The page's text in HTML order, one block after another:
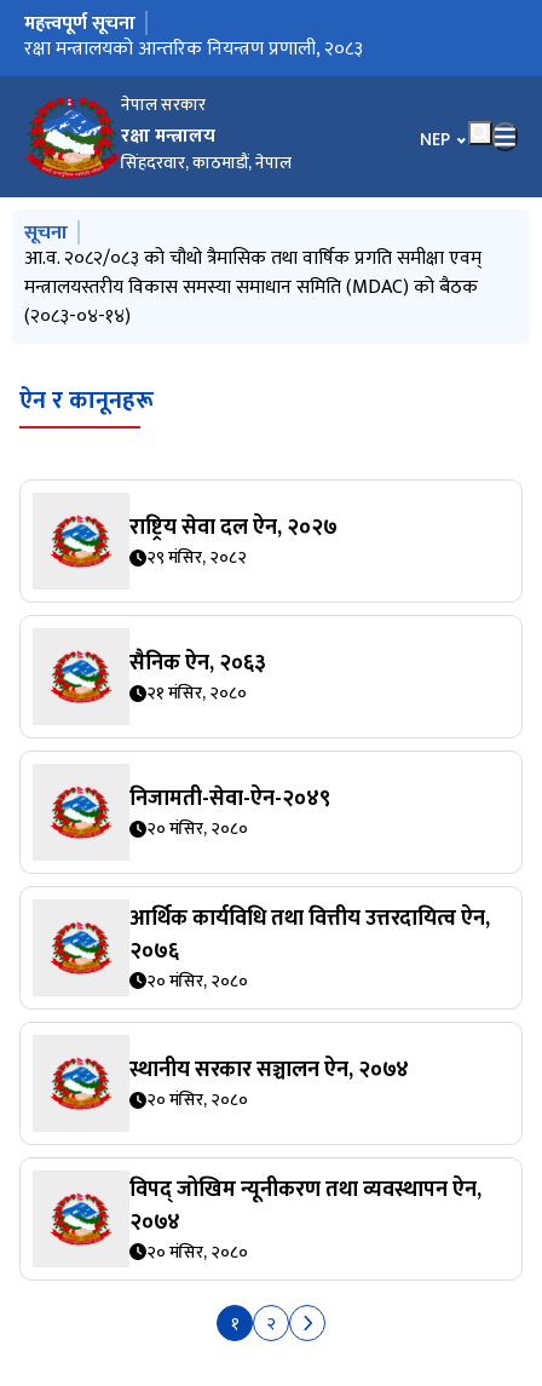
नेपाल सरकार
रक्षा मन्त्रालय
सिंहदरवार, काठमाडौं, नेपाल
भाषा चयन गर्नुहोस्
NEP
मुख्य नेभिगेसनमा जानुहोस्
महत्त्वपूर्ण सूचना
Invitation for Electronic Bids (MoD/2083-084-Bid-01)
रक्षा मन्त्रालयको आन्तरिक नियन्त्रण प्रणाली, २०८३
रक्षा मन्त्रालयको कार्यसम्पादन कार्यविधि, २०८२
मुख्य नेभिगेसनमा जानुहोस्
सूचना
Invitation for Electronic Bids (MoD/2083-084-Bid-01)
आ.व. २०८२/०८३ को चौथो त्रैमासिक तथा वार्षिक प्रगति समीक्षा एवम्
मन्त्रालयस्तरीय विकास समस्या समाधान समिति (MDAC) को बैठक
(२०८३-०४-१४)
सूचनाको हक सम्बन्धी ऐन, २०६४ को दफा ५(३) र सूचनाको हक सम्बन्धी
नियमावली, २०६५ को नियम ३ बमोजिम सार्वजनिक गरिएको विवरण
(२०८३ वैशाख देखि २०८३ असारसम्म)
मन्त्रालयबाट सम्पादित कार्यहरुको मासिक प्रगति विवरण (२०८३ असार)
मन्त्रालयबाट सम्पादित कार्यहरुको मासिक प्रगति विवरण (२०८३ जेठ)
ऐन र कानूनहरू
राष्ट्रिय सेवा दल ऐन, २०२७
२९ मंसिर, २०८२
सैनिक ऐन, २०६३
२१ मंसिर, २०८०
निजामती-सेवा-ऐन-२०४९
२० मंसिर, २०८०
आर्थिक कार्यविधि तथा वित्तीय उत्तरदायित्व ऐन,
२०७६
२० मंसिर, २०८०
स्थानीय सरकार सञ्चालन ऐन, २०७४
२० मंसिर, २०८०
विपद् जोखिम न्यूनीकरण तथा व्यवस्थापन ऐन,
२०७४
२० मंसिर, २०८०
१ २